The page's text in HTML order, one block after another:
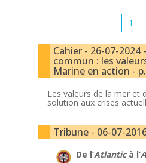
1
Cahier - 26-07-2024
commun : les
Marine en action -
Les valeurs de la mer et
solution aux crises
Tribune - 06-07-
De l’Atlanticà l’